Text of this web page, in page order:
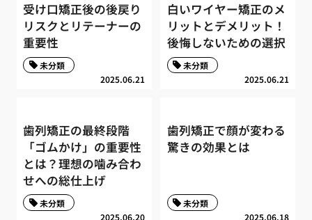
受け口矯正後の後戻り
リスクとリテーナーの
重要性
2025.06.21
未分類
白いワイヤー矯正のメ
リットとデメリット！
後悔しないための選択
2025.06.21
未分類
歯列矯正の最終段階
「ゴムかけ」の重要性
とは？理想の噛み合わ
せへの総仕上げ
2025.06.20
未分類
歯列矯正で顔が変わる
驚きの効果とは
2025.06.18
未分類